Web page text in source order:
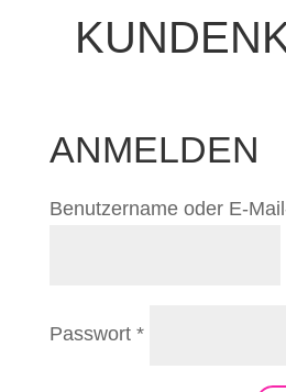
ANMELDEN
Benutzername oder E-
Passwort *